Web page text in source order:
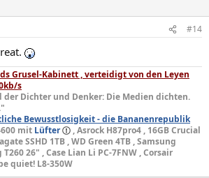
#14
Grusel-Kabinett , verteidigt von den Leyen
s
der Dichter und Denker: Die Medien dichten.
Bewusstlosigkeit - die Bananenrepublik
mit Lüfter
, Asrock H87pro4 , 16GB Crucial
SSHD 1TB , WD Green 4TB , Samsung
T260 26" , Case Lian Li PC-7FNW , Corsair
quiet! L8-350W